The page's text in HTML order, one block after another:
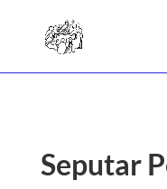
Seputar